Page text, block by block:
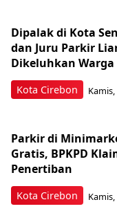
Kota Cirebon
Dipalak di Kota
dan Juru Parkir
Dikeluhkan Warga
Kota Cirebon
Parkir di
Gratis, BPKPD
Penertiban